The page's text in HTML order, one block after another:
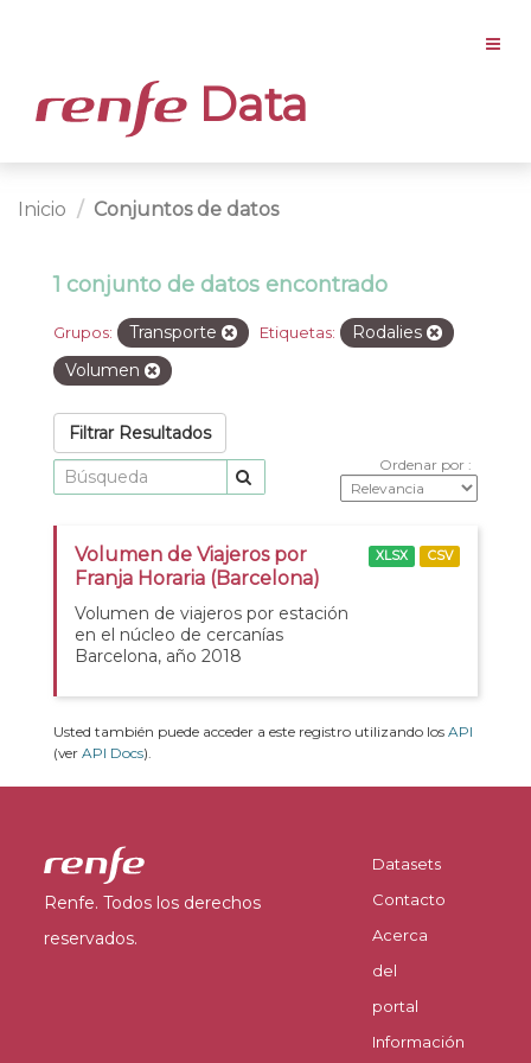
Data
Inicio Conjuntos de datos
1 conjunto de datos encontrado
Grupos: Transporte Etiquetas:
Rodalies
Volumen
Filtrar Resultados
Ordenar por
Volumen de Viajeros por
Franja Horaria (Barcelona)
Volumen de viajeros por estación
en el núcleo de cercanías
Barcelona, año 2018
XLSX CSV
Usted también puede acceder a este registro utilizando los API
(ver API Docs).
Renfe. Todos los derechos
reservados.
Datasets
Contacto
Acerca
del
portal
Información